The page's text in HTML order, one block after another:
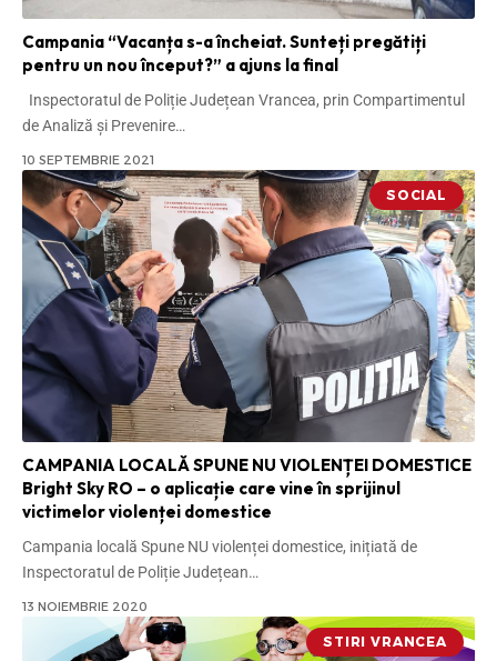
Campania “Vacanța s-a încheiat. Sunteți pregătiți
pentru un nou început?” a ajuns la final
Inspectoratul de Poliție Județean Vrancea, prin Compartimentul
de Analiză și Prevenire…
10 SEPTEMBRIE 2021
SOCIAL
CAMPANIA LOCALĂ SPUNE NU VIOLENȚEI DOMESTICE
Bright Sky RO – o aplicație care vine în sprijinul
victimelor violenței domestice
Campania locală Spune NU violenței domestice, inițiată de
Inspectoratul de Poliție Județean…
13 NOIEMBRIE 2020
STIRI VRANCEA